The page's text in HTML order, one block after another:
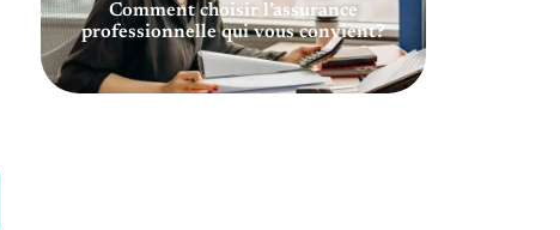
Comment choisir l’assurance
professionnelle qui vous convient?